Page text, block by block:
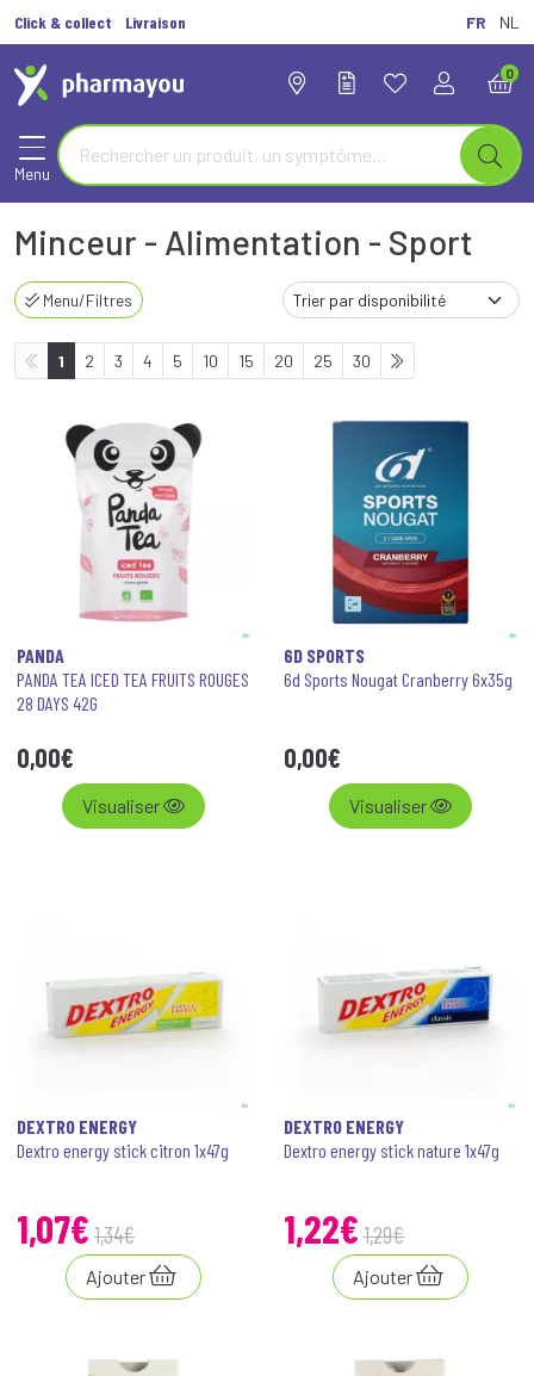
Click & collect Livraison FR NL
0
Menu
Minceur - Alimentation - Sport
Menu/Filtres
1 2 3 4 5 10 15 20 25 30
PANDA
PANDA TEA ICED TEA FRUITS ROUGES
28 DAYS 42G
0,00€
Visualiser
6D SPORTS
6d Sports Nougat Cranberry 6x35g
0,00€
Visualiser
DEXTRO ENERGY
Dextro energy stick citron 1x47g
1,07€ 1,34€
Ajouter
DEXTRO ENERGY
Dextro energy stick nature 1x47g
1,22€ 1,29€
Ajouter